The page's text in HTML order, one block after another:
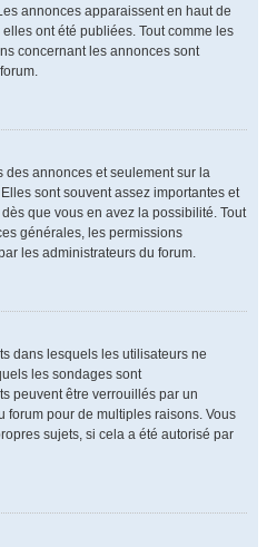
annonces apparaissent en haut de
ont été publiées. Tout comme les
concernant les annonces sont
des annonces et seulement sur la
sont souvent assez importantes et
que vous en avez la possibilité. Tout
générales, les permissions
les administrateurs du forum.
dans lesquels les utilisateurs ne
les sondages sont
peuvent être verrouillés par un
forum pour de multiples raisons. Vous
sujets, si cela a été autorisé par